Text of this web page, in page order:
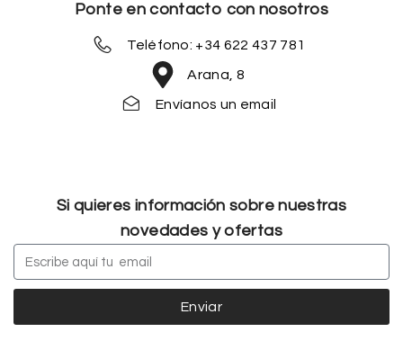
Ponte en contacto con nosotros
Teléfono: +34 622 437 781
Arana, 8
Envíanos un email
Si quieres información sobre nuestras
novedades y ofertas
Enviar